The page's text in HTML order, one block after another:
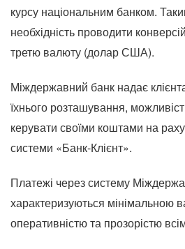
курсу національним банком.
необхідність проводити
третю валюту (долар США).
Міждержавний банк надає
їхнього розташування,
керувати своїми коштами на
системи «Банк-Клієнт».
Платежі через систему
характеризуються мінімальною
оперативністю та прозорістю